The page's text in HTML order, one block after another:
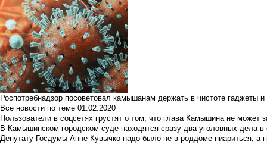
Роспотребнадзор посоветовал камышанам держать в чистоте гаджеты
Все новости по теме 01.02.2020
Пользователи в соцсетях грустят о том, что глава Камышина не может
В Камышинском городском суде находятся сразу два уголовных дела
Депутату Госдумы Анне Кувычко надо было не в роддоме пиариться, а